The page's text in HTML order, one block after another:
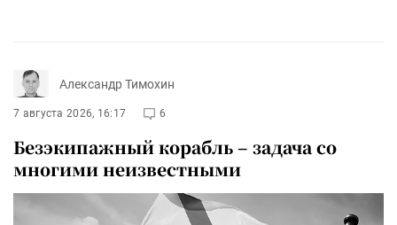
Александр Тимохин
7 августа 2026, 16:17 6
Безэкипажный корабль – задача со
многими неизвестными